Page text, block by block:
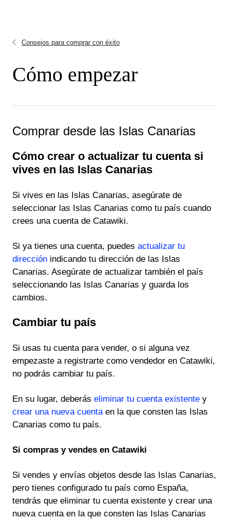
Consejos para comprar con éxito
Cómo empezar
Comprar desde las Islas Canarias
Cómo crear o actualizar tu cuenta si
vives en las Islas Canarias
Si vives en las Islas Canarias, asegúrate de
seleccionar las Islas Canarias como tu país cuando
crees una cuenta de Catawiki.
Si ya tienes una cuenta, puedes actualizar tu
dirección indicando tu dirección de las Islas
Canarias. Asegúrate de actualizar también el país
seleccionando las Islas Canarias y guarda los
cambios.
Cambiar tu país
Si usas tu cuenta para vender, o si alguna vez
empezaste a registrarte como vendedor en Catawiki,
no podrás cambiar tu país.
En su lugar, deberás eliminar tu cuenta existente y
crear una nueva cuentaen la que consten las Islas
Canarias como tu país.
Si compras y vendes en Catawiki
Si vendes y envías objetos desde las Islas Canarias,
pero tienes configurado tu país como España,
tendrás que eliminar tu cuenta existente y crear una
nueva cuenta en la que consten las Islas Canarias